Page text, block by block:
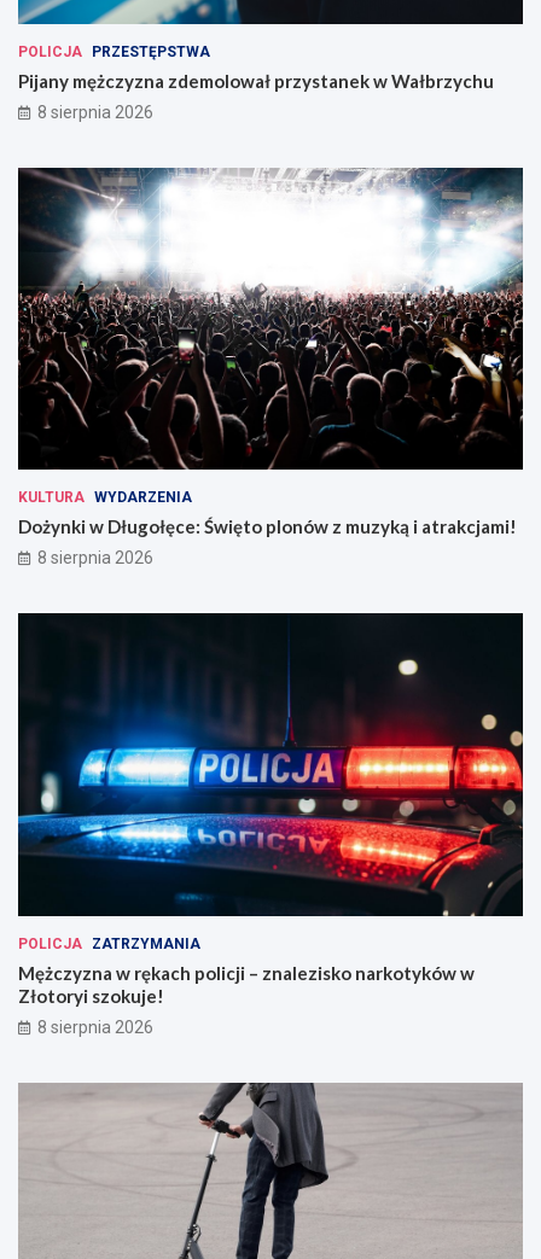
POLICJA PRZESTĘPSTWA
Pijany mężczyzna zdemolował przystanek w Wałbrzychu
8 sierpnia 2026
KULTURA WYDARZENIA
Dożynki w Długołęce: Święto plonów z muzyką i atrakcjami!
8 sierpnia 2026
POLICJA ZATRZYMANIA
Mężczyzna w rękach policji – znalezisko narkotyków w
Złotoryi szokuje!
8 sierpnia 2026